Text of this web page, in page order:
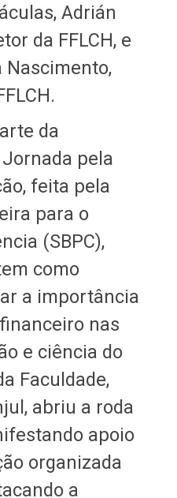
Adrián
da FFLCH, e
Nascimento,
da
pela
feita pela
para o
(SBPC),
como
a importância
nas
e ciência do
Faculdade,
abriu a roda
apoio
organizada
a